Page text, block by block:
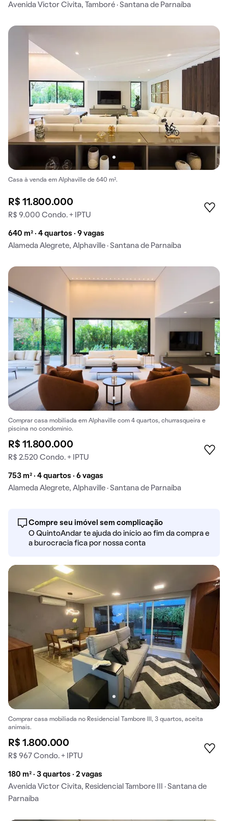
Avenida Victor Civita, Tamboré · Santana de Parnaíba
Casa à venda em Alphaville de 640 m².
R$ 11.800.000
R$ 9.000 Condo. + IPTU
640 m² · 4 quartos · 9 vagas
Alameda Alegrete, Alphaville · Santana de Parnaíba
Comprar casa mobiliada em Alphaville com 4 quartos, churrasqueira e
piscina no condomínio.
R$ 11.800.000
R$ 2.520 Condo. + IPTU
753 m² · 4 quartos · 6 vagas
Alameda Alegrete, Alphaville · Santana de Parnaíba
Compre seu imóvel sem complicação
O QuintoAndar te ajuda do início ao fim da compra e
a burocracia fica por nossa conta
Comprar casa mobiliada no Residencial Tambore III, 3 quartos, aceita
animais.
R$ 1.800.000
R$ 967 Condo. + IPTU
180 m² · 3 quartos · 2 vagas
Avenida Victor Civita, Residencial Tambore III · Santana de
Parnaíba